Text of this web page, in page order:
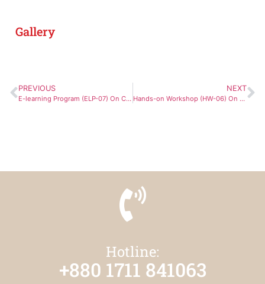
Gallery
PREVIOUS
E-learning Program (ELP-07) On Computed Tomography and Interventional Radiology
NEXT
Hands-on Workshop (HW-06) On Modern Quality Assurance in Modern Radiotherapy
Hotline:
+880 1711 841063